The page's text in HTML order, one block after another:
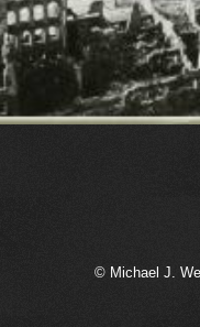
© Michael J.